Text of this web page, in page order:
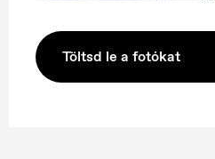
Töltsd le a fotókat